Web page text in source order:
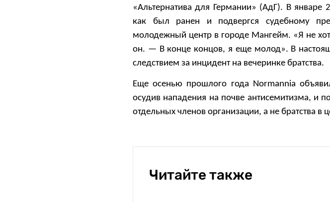
«Альтернатива для Германии» (АдГ). В январе
как был ранен и подвергся судебному
молодежный центр в городе Мангейм. «Я не
он. — В конце концов, я еще молод». В
следствием за инцидент на вечеринке братства.
Еще осенью прошлого года Normannia
осудив нападения на почве антисемитизма, и
отдельных членов организации, а не братства в
Читайте также